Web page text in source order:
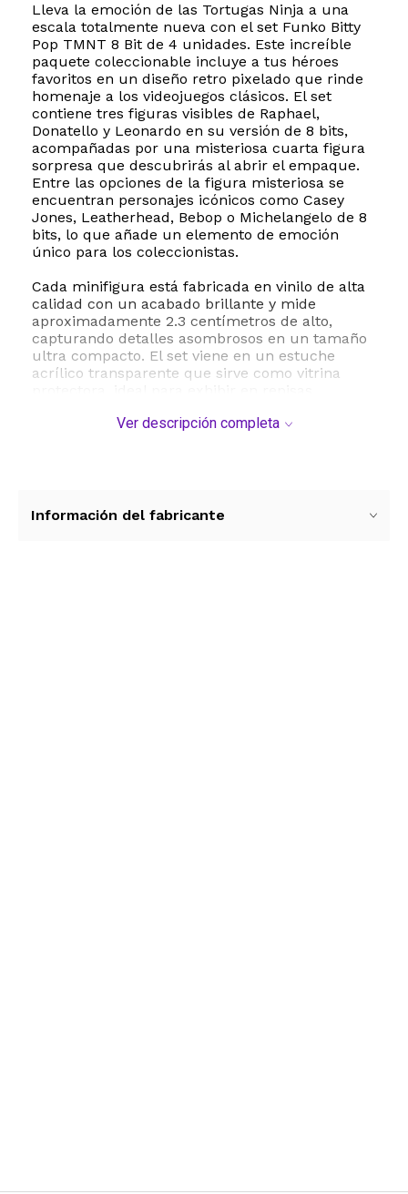
Lleva la emoción de las Tortugas Ninja a una
escala totalmente nueva con el set Funko Bitty
Pop TMNT 8 Bit de 4 unidades. Este increíble
paquete coleccionable incluye a tus héroes
favoritos en un diseño retro pixelado que rinde
homenaje a los videojuegos clásicos. El set
contiene tres figuras visibles de Raphael,
Donatello y Leonardo en su versión de 8 bits,
acompañadas por una misteriosa cuarta figura
sorpresa que descubrirás al abrir el empaque.
Entre las opciones de la figura misteriosa se
encuentran personajes icónicos como Casey
Jones, Leatherhead, Bebop o Michelangelo de 8
bits, lo que añade un elemento de emoción
único para los coleccionistas.
Cada minifigura está fabricada en vinilo de alta
calidad con un acabado brillante y mide
aproximadamente 2.3 centímetros de alto,
capturando detalles asombrosos en un tamaño
ultra compacto. El set viene en un estuche
acrílico transparente que sirve como vitrina
de las figuras son desmontables para ofrecer
las Tortugas Ninja de todas las edades. Su
Ver descripción completa
Información del fabricante